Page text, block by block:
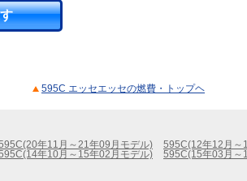
595C エッセエッセの燃費・トップヘ
年11月～21年09月モデル)
595C(12年12月～
年10月～15年02月モデル)
595C(15年03月～